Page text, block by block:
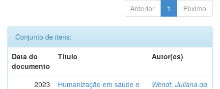
Anterior 1 Póximo
Conjunto de itens:
Data do
documento
Título Autor(es)
2023
Humanização em saúde e
Wendt, Juliana da